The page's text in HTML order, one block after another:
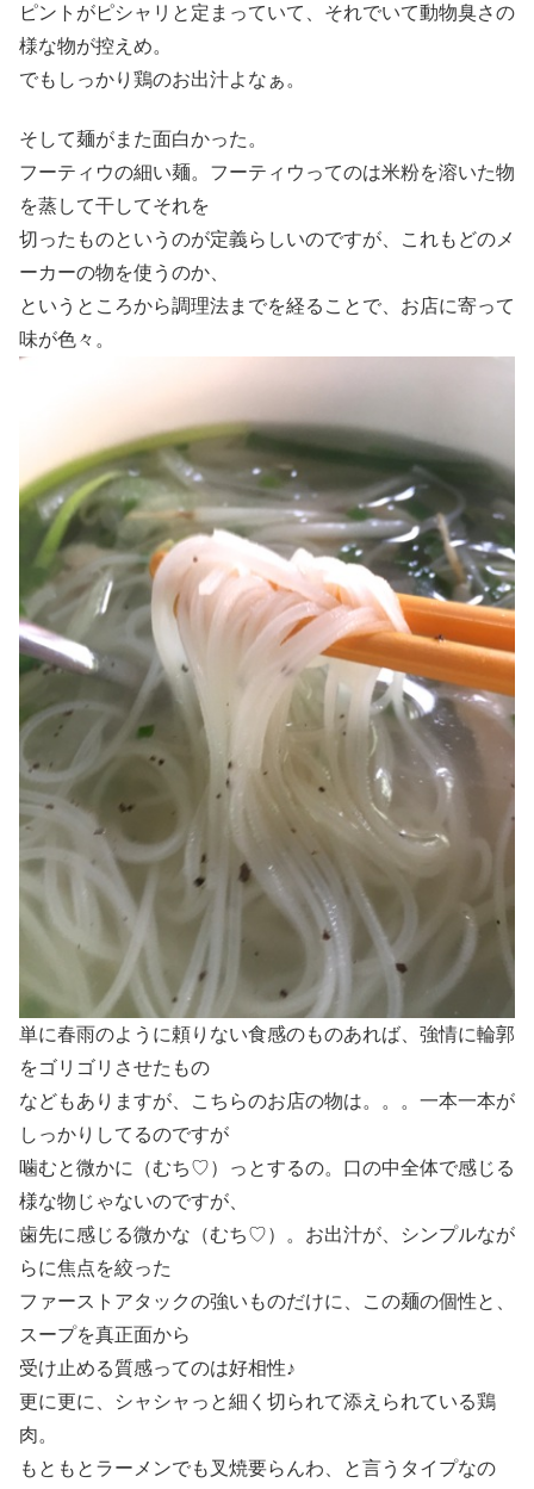
ピントがピシャリと定まっていて、それでいて動物臭さの
様な物が控えめ。
でもしっかり鶏のお出汁よなぁ。
そして麺がまた面白かった。
フーティウの細い麺。フーティウってのは米粉を溶いた物
を蒸して干してそれを
切ったものというのが定義らしいのですが、これもどのメ
ーカーの物を使うのか、
というところから調理法までを経ることで、お店に寄って
味が色々。
単に春雨のように頼りない食感のものあれば、強情に輪郭
をゴリゴリさせたもの
などもありますが、こちらのお店の物は。。。一本一本が
しっかりしてるのですが
噛むと微かに（むち♡）っとするの。口の中全体で感じる
様な物じゃないのですが、
歯先に感じる微かな（むち♡）。お出汁が、シンプルなが
らに焦点を絞った
ファーストアタックの強いものだけに、この麺の個性と、
スープを真正面から
受け止める質感ってのは好相性♪
更に更に、シャシャっと細く切られて添えられている鶏
肉。
もともとラーメンでも叉焼要らんわ、と言うタイプなの